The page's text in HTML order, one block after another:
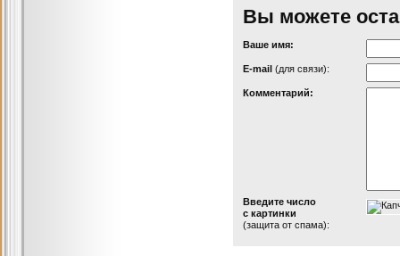
Вы можете
Ваше имя:
Е-mail (для связи):
Комментарий:
Введите число
с картинки
(защита от спама):